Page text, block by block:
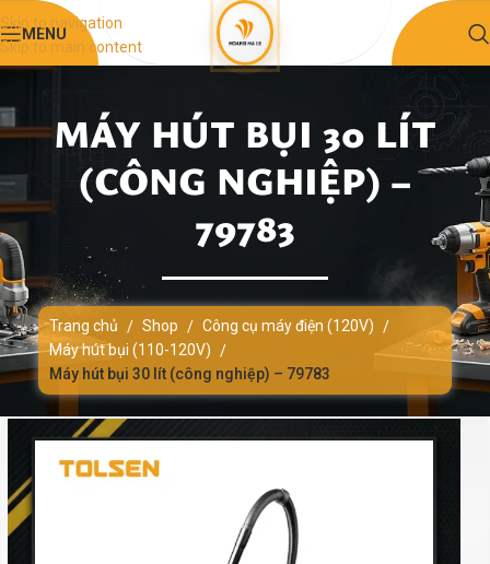
Skip to navigation
Skip to main content
MENU
MÁY HÚT BỤI 30 LÍT
(CÔNG NGHIỆP) –
79783
Trang chủ / Shop / Công cụ máy điện (120V) /
Máy hút bụi (110-120V) /
Máy hút bụi 30 lít (công nghiệp) – 79783